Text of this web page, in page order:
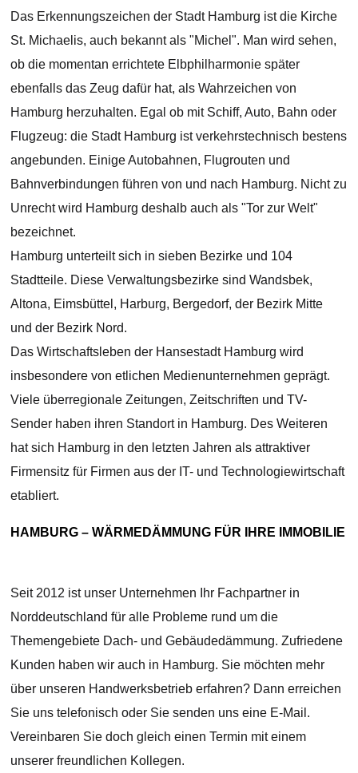
Das Erkennungszeichen der Stadt Hamburg ist die Kirche
St. Michaelis, auch bekannt als "Michel". Man wird sehen,
ob die momentan errichtete Elbphilharmonie später
ebenfalls das Zeug dafür hat, als Wahrzeichen von
Hamburg herzuhalten. Egal ob mit Schiff, Auto, Bahn oder
Flugzeug: die Stadt Hamburg ist verkehrstechnisch bestens
angebunden. Einige Autobahnen, Flugrouten und
Bahnverbindungen führen von und nach Hamburg. Nicht zu
Unrecht wird Hamburg deshalb auch als "Tor zur Welt"
bezeichnet.
Hamburg unterteilt sich in sieben Bezirke und 104
Stadtteile. Diese Verwaltungsbezirke sind Wandsbek,
Altona, Eimsbüttel, Harburg, Bergedorf, der Bezirk Mitte
und der Bezirk Nord.
Das Wirtschaftsleben der Hansestadt Hamburg wird
insbesondere von etlichen Medienunternehmen geprägt.
Viele überregionale Zeitungen, Zeitschriften und TV-
Sender haben ihren Standort in Hamburg. Des Weiteren
hat sich Hamburg in den letzten Jahren als attraktiver
Firmensitz für Firmen aus der IT- und Technologiewirtschaft
etabliert.
HAMBURG – WÄRMEDÄMMUNG FÜR IHRE IMMOBILIE
Seit 2012 ist unser Unternehmen Ihr Fachpartner in
Norddeutschland für alle Probleme rund um die
Themengebiete Dach- und Gebäudedämmung. Zufriedene
Kunden haben wir auch in Hamburg. Sie möchten mehr
über unseren Handwerksbetrieb erfahren? Dann erreichen
Sie uns telefonisch oder Sie senden uns eine E-Mail.
Vereinbaren Sie doch gleich einen Termin mit einem
unserer freundlichen Kollegen.